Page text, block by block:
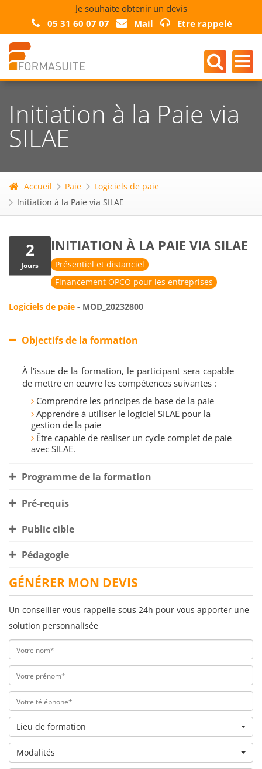
Je souhaite obtenir un devis
05 31 60 07 07
Mail Etre rappelé
Initiation à la Paie via
SILAE
Accueil Paie
Logiciels de paie
Initiation à la Paie via SILAE
2
Jours
INITIATION À LA PAIE VIA SILAE
Présentiel et distanciel
Financement OPCO pour les entreprises
Logiciels de paie - MOD_20232800
Objectifs de la formation
À l'issue de la formation, le participant sera capable
de mettre en œuvre les compétences suivantes :
Comprendre les principes de base de la paie
Apprendre à utiliser le logiciel SILAE pour la
gestion de la paie
Être capable de réaliser un cycle complet de paie
avec SILAE.
Programme de la formation
Pré-requis
Public cible
Pédagogie
GÉNÉRER MON DEVIS
Un conseiller vous rappelle sous 24h pour vous apporter une
solution personnalisée
Lieu de formation
Modalités